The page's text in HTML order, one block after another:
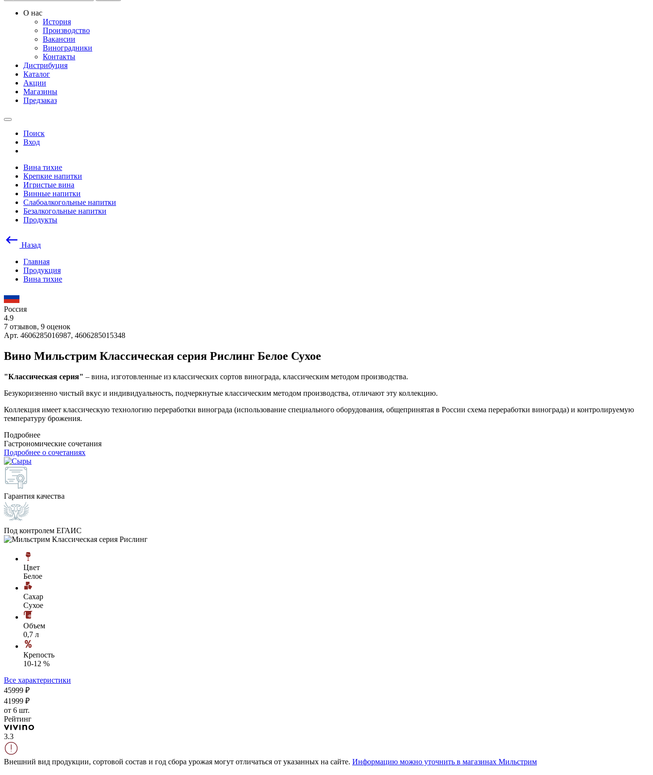
О нас
История
Производство
Вакансии
Виноградники
Контакты
Дистрибуция
Каталог
Акции
Магазины
Предзаказ
Поиск
Вход
Вина тихие
Крепкие напитки
Игристые вина
Винные напитки
Слабоалкогольные напитки
Безалкогольные напитки
Продукты
Назад
Главная
Продукция
Вина тихие
Россия
4.9
7 отзывов, 9 оценок
Арт. 4606285016987, 4606285015348
Вино Мильстрим Классическая серия Рислинг Белое Сухое
"Классическая серия" – вина, изготовленные из классических сортов винограда, классическим методом производства.
Безукоризненно чистый вкус и индивидуальность, подчеркнутые классическим методом производства, отличают эту коллекцию.
Коллекция имеет классическую технологию переработки винограда (использование специального оборудования, общепринятая в России схема переработки винограда) и контролируемую
температуру брожения.
Подробнее
Гастрономические сочетания
Подробнее о сочетаниях
Гарантия качества
Под контролем ЕГАИС
Цвет
Белое
Сахар
Сухое
Объем
0,7 л
Крепость
10-12 %
Все характеристики
45999 ₽
41999 ₽
от 6 шт.
Рейтинг
3.3
Внешний вид продукции, сортовой состав и год сбора урожая могут отличаться от указанных на сайте. Информацию можно уточнить в магазинах Мильстрим